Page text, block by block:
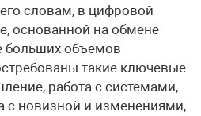
словам, в цифровой
основанной на обмене
больших объемов
такие ключевые
работа с системами,
с новизной и изменениями,